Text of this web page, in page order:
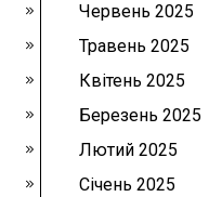
Червень 2025
Травень 2025
Квітень 2025
Березень 2025
Лютий 2025
Січень 2025